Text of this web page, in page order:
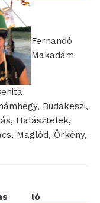
Fernandó
Makadám
Budakeszi,
Halásztelek,
Maglód, Örkény,
ló